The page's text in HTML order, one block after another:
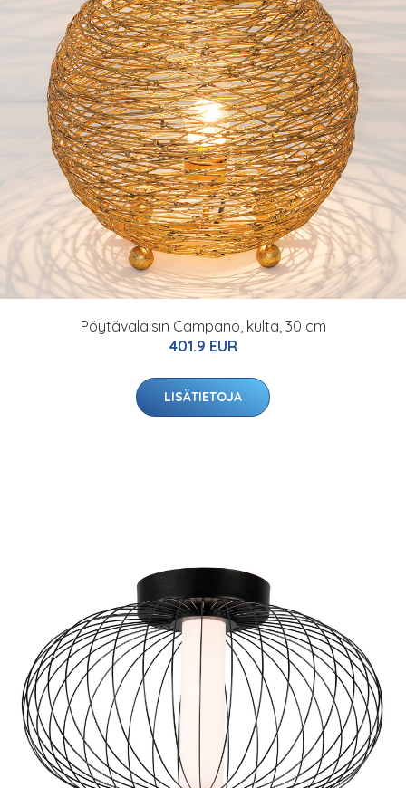
Pöytävalaisin Campano, kulta, 30 cm
401.9 EUR
LISÄTIETOJA